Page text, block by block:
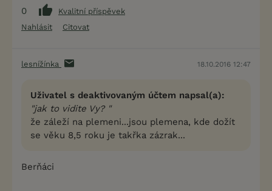
0
Kvalitní příspěvek
Nahlásit
Citovat
lesnížínka 18.10.2016 12:47
Uživatel s deaktivovaným účtem napsal(a):
"jak to vidite Vy? "
že záleží na plemeni...jsou plemena, kde dožít
se věku 8,5 roku je takřka zázrak...
Berňáci